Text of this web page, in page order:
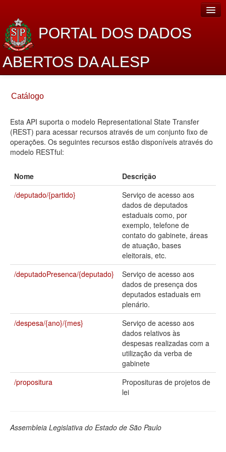
PORTAL DOS DADOS
ABERTOS DA ALESP
Sobre o projeto
Dados Abertos Alesp
Lei de Acesso à Informação
Planejamento
Catálogo de dados
Legislação
Perguntas frequentes
Catálogo
Esta API suporta o modelo Representational State Transfer
(REST) para acessar recursos através de um conjunto fixo de
operações. Os seguintes recursos estão disponíveis através do
modelo RESTful:
Nome
Descrição
/deputado/{partido}
Serviço de acesso aos
dados de deputados
estaduais como, por
exemplo, telefone de
contato do gabinete, áreas
de atuação, bases
eleitorais, etc.
/deputadoPresenca/{deputado}
Serviço de acesso aos
dados de presença dos
deputados estaduais em
plenário.
/despesa/{ano}/{mes}
Serviço de acesso aos
dados relativos às
despesas realizadas com a
utilização da verba de
gabinete
/propositura
Proposituras de projetos de
lei
Assembleia Legislativa do Estado de São Paulo